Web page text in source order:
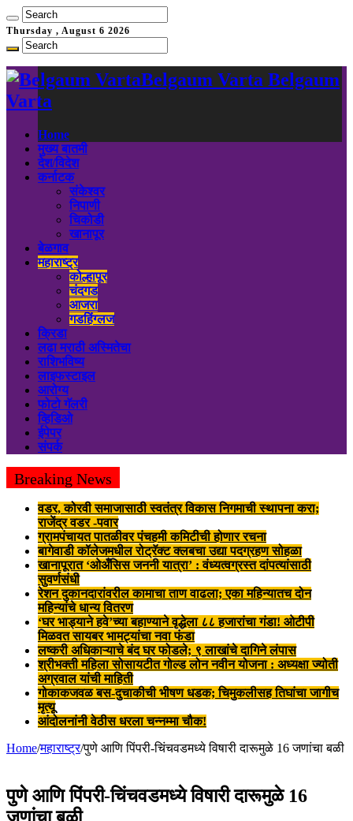
Thursday , August 6 2026
Belgaum Varta Belgaum
Varta
Home
मुख्य बातमी
देश/विदेश
कर्नाटक
संकेश्वर
निपाणी
चिकोडी
खानापूर
बेळगाव
महाराष्ट्र
कोल्हापूर
चंदगड
आजरा
गडहिंग्लज
क्रिडा
लढा मराठी अस्मितेचा
राशिभविष्य
लाइफस्टाइल
आरोग्य
फोटो गॅलरी
व्हिडिओ
ईपेपर
संपर्क
Breaking News
वडर, कोरवी समाजासाठी स्वतंत्र विकास निगमाची स्थापना करा;
राजेंद्र वडर -पवार
ग्रामपंचायत पातळीवर पंचहमी कमिटीची होणार रचना
बागेवाडी कॉलेजमधील रोट्रॅक्ट क्लबचा उद्या पदग्रहण सोहळा
खानापूरात ‘ओअँसिस जननी यात्रा’ : वंध्यत्वग्रस्त दांपत्यांसाठी
सुवर्णसंधी
रेशन दुकानदारांवरील कामाचा ताण वाढला; एका महिन्यातच दोन
महिन्यांचे धान्य वितरण
‘घर भाड्याने हवे’च्या बहाण्याने वृद्धेला ८८ हजारांचा गंडा! ओटीपी
मिळवत सायबर भामट्यांचा नवा फंडा
लष्करी अधिकाऱ्याचे बंद घर फोडले; ९ लाखांचे दागिने लंपास
श्रीभक्ती महिला सोसायटीत गोल्ड लोन नवीन योजना : अध्यक्षा ज्योती
अग्रवाल यांची माहिती
गोकाकजवळ बस-दुचाकीची भीषण धडक; चिमुकलीसह तिघांचा जागीच
मृत्यू
आंदोलनांनी वेठीस धरला चन्नम्मा चौक!
Home/महाराष्ट्र/पुणे आणि पिंपरी-चिंचवडमध्ये विषारी दारूमुळे 16 जणांचा बळी
पुणे आणि पिंपरी-चिंचवडमध्ये विषारी दारूमुळे 16
जणांचा बळी